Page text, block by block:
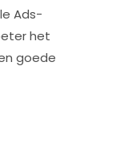
Ads-
het
goede